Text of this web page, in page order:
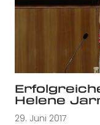
Helene
29. Juni 2017